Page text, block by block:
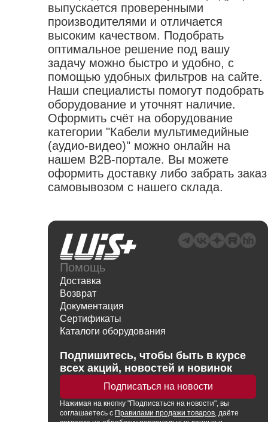
выпускается проверенными
производителями и отличается
высоким качеством. Подобрать
оптимальное решение под вашу
задачу можно быстро и удобно, с
помощью удобных фильтров на сайте.
Наши специалисты помогут подобрать
оборудование и уточнят наличие.
Оформить счёт на оборудование
категории "Кабели мультимедийные
(аудио-видео)" можно онлайн на
нашем B2B-портале. Вы можете
оформить доставку либо забрать заказ
самовывозом с нашего склада.
Помощь
Доставка
Возврат
Документация
Сертификаты
Каталоги оборудования
Подпишитесь, чтобы быть в курсе
всех акций, новостей и новинок
Подписаться на новости
Нажимая на кнопку "Подписаться на новости", вы
соглашаетесь с Правилами продажи товаров, даёте